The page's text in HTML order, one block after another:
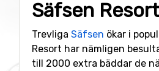
Säfsen
Trevliga Säfsen ökar i
Resort har nämligen
till 2000 extra bäddar de